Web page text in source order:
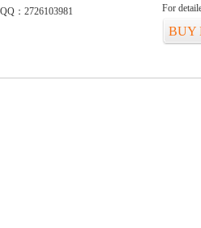
QQ：2726103981
For
BUY